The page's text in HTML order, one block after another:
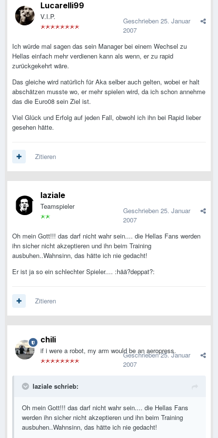
Lucarelli99
V.I.P. Geschrieben 25. Januar
2007
Ich würde mal sagen das sein Manager bei einem Wechsel zu
Hellas einfach mehr verdienen kann als wenn, er zu rapid
zurückgekehrt wäre.
Das gleiche wird natürlich für Aka selber auch gelten, wobei er halt
abschätzen musste wo, er mehr spielen wird, da ich schon annehme
das die Euro08 sein Ziel ist.
Viel Glück und Erfolg auf jeden Fall, obwohl ich ihn bei Rapid lieber
gesehen hätte.
Zitieren
laziale
Teamspieler Geschrieben 25. Januar
2007
Oh mein Gott!!! das darf nicht wahr sein.... die Hellas Fans werden
ihn sicher nicht akzeptieren und ihn beim Training
ausbuhen..Wahnsinn, das hätte ich nie gedacht!
Er ist ja so ein schlechter Spieler.... :hää?deppat?:
Zitieren
chili
if i were a robot, my arm would be an aeropress.
Geschrieben25. Januar
2007
laziale schrieb:
Oh mein Gott!!! das darf nicht wahr sein.... die Hellas Fans
werden ihn sicher nicht akzeptieren und ihn beim Training
ausbuhen..Wahnsinn, das hätte ich nie gedacht!